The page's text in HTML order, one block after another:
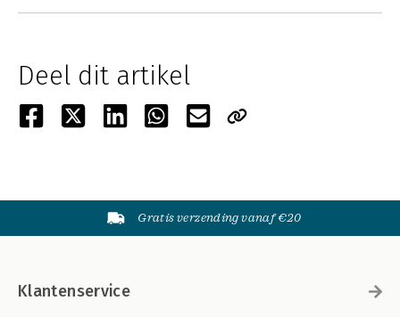
Deel dit artikel
Gratis verzending vanaf €20
Klantenservice